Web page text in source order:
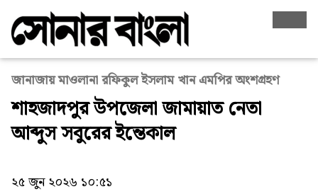
জানাজায় মাওলানা রফিকুল ইসলাম খান এমপির অংশগ্রহণ
শাহজাদপুর উপজেলা জামায়াত নেতা
আব্দুস সবুরের ইন্তেকাল
২৫ জুন ২০২৬ ১০:৫১